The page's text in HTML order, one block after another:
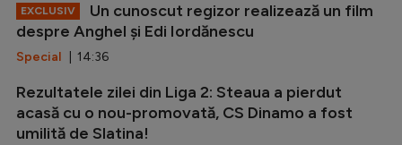
EXCLUSIV
Un cunoscut regizor realizează un film
despre Anghel și Edi Iordănescu
Special | 14:36
Rezultatele zilei din Liga 2: Steaua a pierdut
acasă cu o nou-promovată, CS Dinamo a fost
umilită de Slatina!